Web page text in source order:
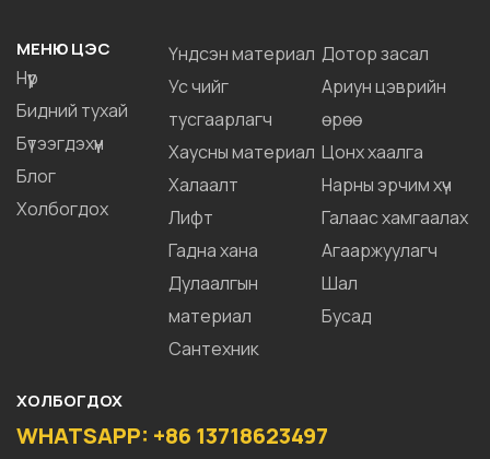
МЕНЮ ЦЭС
Нүүр
Бидний тухай
Бүтээгдэхүүн
Блог
Холбогдох
Үндсэн материал
Ус чийг
тусгаарлагч
Хаусны материал
Халаалт
Лифт
Гадна хана
Дулаалгын
материал
Сантехник
Дотор засал
Ариун цэврийн
өрөө
Цонх хаалга
Нарны эрчим хүч
Галаас хамгаалах
Агааржуулагч
Шал
Бусад
ХОЛБОГДОХ
WHATSAPP: +86 13718623497